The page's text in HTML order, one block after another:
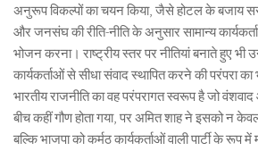
अनुरूप विकल्पों का चयन किया, जैसे होटल के बजाय
और जनसंघ की रीति-नीति के अनुसार सामान्य कार्यकर्ता
भोजन करना। राष्ट्रीय स्तर पर नीतियां बनाते हुए
कार्यकर्ताओं से सीधा संवाद स्थापित करने की परंपरा
भारतीय राजनीति का वह परंपरागत स्वरूप है जो
बीच कहीं गौण होता गया, पर अमित शाह ने इसको न
बल्कि भाजपा को कर्मठ कार्यकर्ताओं वाली पार्टी के रूप